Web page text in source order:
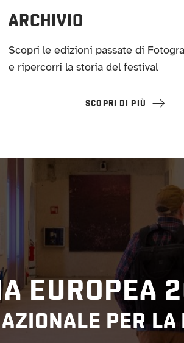
ARCHIVIO
Scopri le edizioni passate di
e ripercorri la storia del festival
SCOPRI DI PIÙ
PER